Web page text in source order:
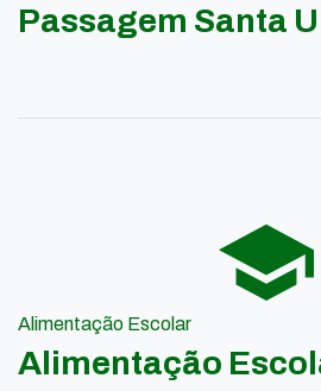
Passagem Santa
Alimentação Escolar
Alimentação